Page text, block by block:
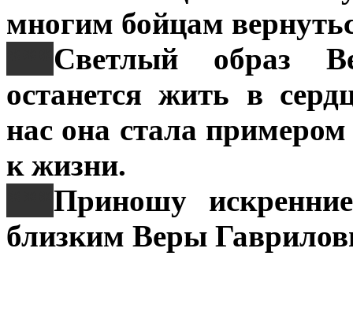
многим бойцам
Светлый образ
останется жить в
нас она стала
к жизни.
Приношу
близким Веры